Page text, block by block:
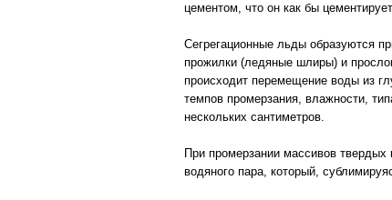
цементом, что он как бы
Сегрегационные льды образуются
прожилки (ледяные шлиры) и
происходит перемещение воды из
темпов промерзания, влажности,
нескольких сантиметров.
При промерзании массивов
водяного пара, который,